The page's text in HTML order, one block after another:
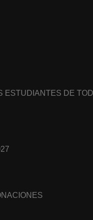
ESTUDIANTES DE